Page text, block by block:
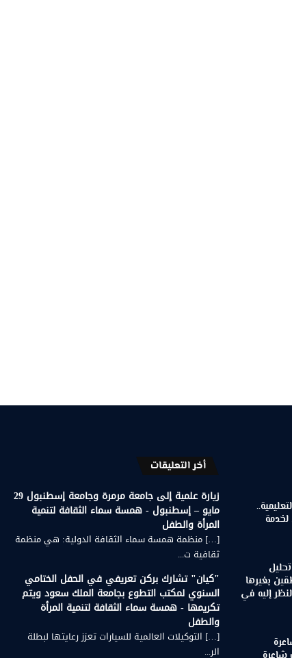
بغيرها
إليه في
أخر التعليقات
زيارة علمية إلى جامعة مرمرة وجامعة إسطنبول 29
مايو – إسطنبول - همسة سماء الثقافة لتنمية
المرأة والطفل
[…] منظمة همسة سماء الثقافة الدولية: هي منظمة
ثقافية ت...
"كيان" تشارك بركن تعريفي في الحفل الختامي
السنوي لمكتب التطوع بجامعة الملك سعود ويتم
تكريمها - همسة سماء الثقافة لتنمية المرأة
والطفل
[…] التوكيلات العالمية للسيارات تعزز رعايتها لبطلة
الر...